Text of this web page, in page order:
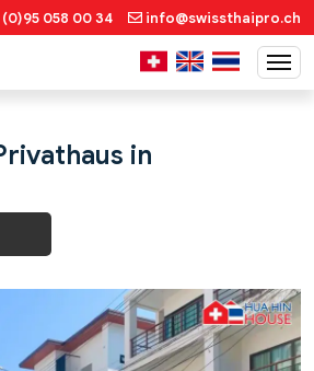
058 00 34 info@swissthaipro.ch
in